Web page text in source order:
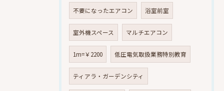
不要になったエアコン 浴室前室
室外機スペース マルチエアコン
1m=￥2200 低圧電気取扱業務特別教育
ティアラ・ガーデンシティ